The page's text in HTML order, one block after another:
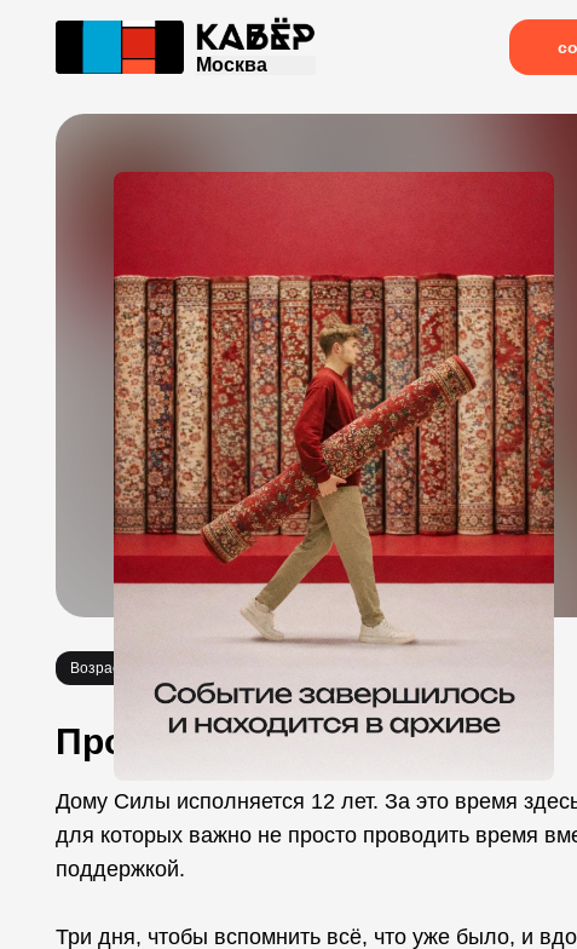
Москва
Возраст 18+
Про событие
Дому Силы исполняется 12 лет. За это время
для которых важно не просто проводить время
поддержкой.
Три дня, чтобы вспомнить всё, что уже было, и